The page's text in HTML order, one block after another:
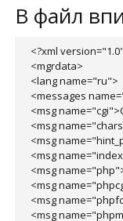
В файл
<?xml
<mgrdata>
<lang name="ru">
<messages
<msg
<msg
<msg
<msg
<msg
<msg
<msg
<msg